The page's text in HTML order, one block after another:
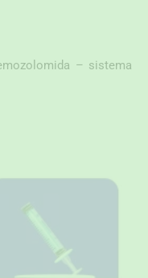
– sistema